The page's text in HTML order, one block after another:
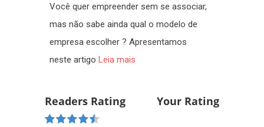
Você quer empreender sem se associar,
mas não sabe ainda qual o modelo de
empresa escolher ? Apresentamos
neste artigo Leia mais
Readers Rating
Rated 4.5 stars
Your Rating